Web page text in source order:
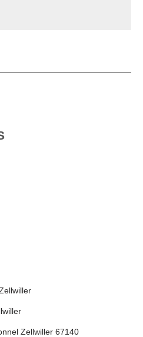
Zellwiller 67140